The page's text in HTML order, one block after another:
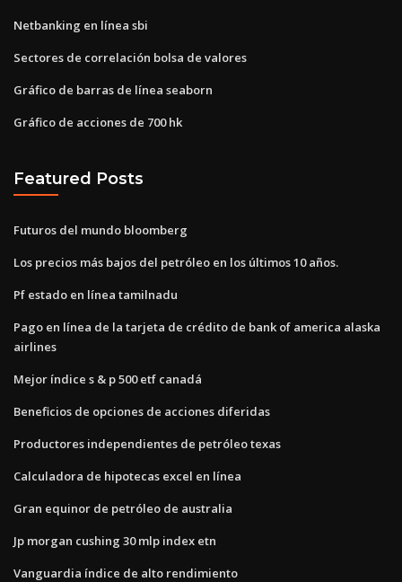
Netbanking en línea sbi
Sectores de correlación bolsa de valores
Gráfico de barras de línea seaborn
Gráfico de acciones de 700 hk
Featured Posts
Futuros del mundo bloomberg
Los precios más bajos del petróleo en los últimos 10 años.
Pf estado en línea tamilnadu
Pago en línea de la tarjeta de crédito de bank of america alaska
airlines
Mejor índice s & p 500 etf canadá
Beneficios de opciones de acciones diferidas
Productores independientes de petróleo texas
Calculadora de hipotecas excel en línea
Gran equinor de petróleo de australia
Jp morgan cushing 30 mlp index etn
Vanguardia índice de alto rendimiento